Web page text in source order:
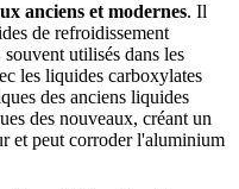
anciens et modernes. Il
de refroidissement
utilisés dans les
les liquides carboxylates
des anciens liquides
des nouveaux, créant un
et peut corroder l'aluminium